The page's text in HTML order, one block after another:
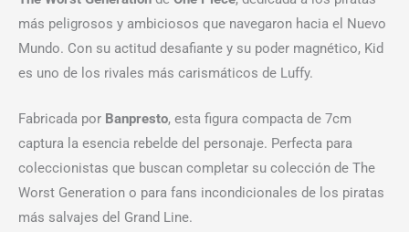
más peligrosos y ambiciosos que navegaron hacia el Nuevo
Mundo. Con su actitud desafiante y su poder magnético, Kid
es uno de los rivales más carismáticos de Luffy.
Fabricada por Banpresto, esta figura compacta de 7cm
captura la esencia rebelde del personaje. Perfecta para
coleccionistas que buscan completar su colección de The
Worst Generation o para fans incondicionales de los piratas
más salvajes del Grand Line.